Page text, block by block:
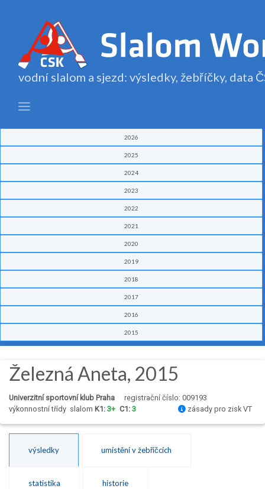
vodní slalom a sjezd: výsledky, žebříčky, data
2026
2025
2024
2023
2022
2021
2020
2019
2018
2017
2016
2015
Železná Aneta, 2015
Univerzitní sportovní klub Praha
registrační číslo: 009193
výkonnostní třídy slalom K1: 3+ C1: 3 zásady pro zisk VT
výsledky umístění v žebříčcích
statistika historie